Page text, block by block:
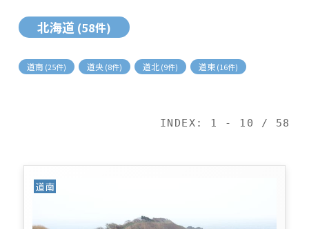
北海道 (58件)
道南 (25件) 道央 (8件) 道北(9件) 道東(16件)
INDEX: 1 - 10 / 58
道南